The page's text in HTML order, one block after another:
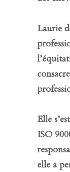
Laurie
Elle
ISO
elle a